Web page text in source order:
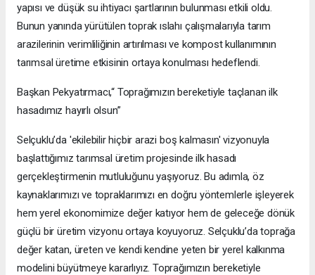
yapısı ve düşük su ihtiyacı şartlarının bulunması etkili oldu.
Bunun yanında yürütülen toprak ıslahı çalışmalarıyla tarım
arazilerinin verimliliğinin artırılması ve kompost kullanımının
tarımsal üretime etkisinin ortaya konulması hedeflendi.
Başkan Pekyatırmacı,“ Toprağımızın bereketiyle taçlanan ilk
hasadımız hayırlı olsun”
Selçuklu’da 'ekilebilir hiçbir arazi boş kalmasın' vizyonuyla
başlattığımız tarımsal üretim projesinde ilk hasadı
gerçekleştirmenin mutluluğunu yaşıyoruz. Bu adımla, öz
kaynaklarımızı ve topraklarımızı en doğru yöntemlerle işleyerek
hem yerel ekonomimize değer katıyor hem de geleceğe dönük
güçlü bir üretim vizyonu ortaya koyuyoruz. Selçuklu’da toprağa
değer katan, üreten ve kendi kendine yeten bir yerel kalkınma
modelini büyütmeye kararlıyız. Toprağımızın bereketiyle